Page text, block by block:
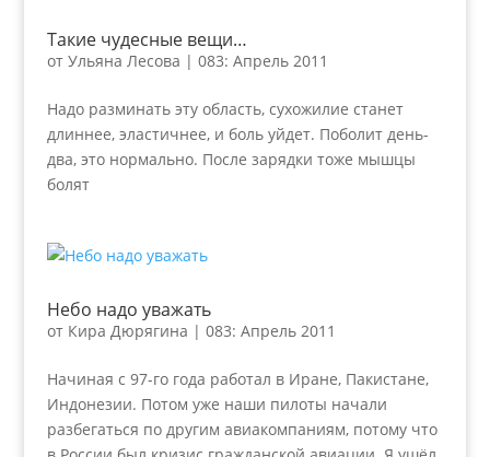
Такие чудесные вещи…
от Ульяна Лесова | 083: Апрель 2011
Надо разминать эту область, сухожилие станет
длиннее, эластичнее, и боль уйдет. Поболит день-
два, это нормально. После зарядки тоже мышцы
болят
Небо надо уважать
от Кира Дюрягина | 083: Апрель 2011
Начиная с 97-го года работал в Иране, Пакистане,
Индонезии. Потом уже наши пилоты начали
разбегаться по другим авиакомпаниям, потому что